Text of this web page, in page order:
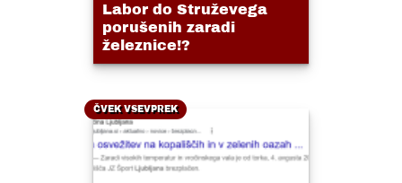
Labor do Struževega
porušenih zaradi
železnice!?
ČVEK VSEVPREK